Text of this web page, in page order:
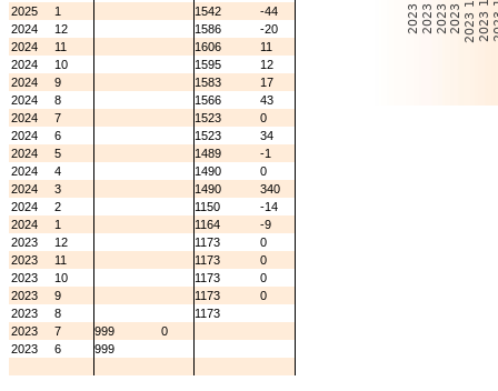
2025
1 1542
-44
2024
12 1586
-20
2024
11 1606
11
2024
10 1595
12
2024
9 1583
17
2024
8 1566
43
2024
7 1523
0
2024
6 1523
34
2024
5 1489
-1
2024
4 1490
0
2024
3 1490
340
2024
2 1150
-14
2024
1 1164
-9
2023
12 1173
0
2023
11 1173
0
2023
10 1173
0
2023
9 1173
0
2023
8
1173
2023
7 999
0
2023
6 999